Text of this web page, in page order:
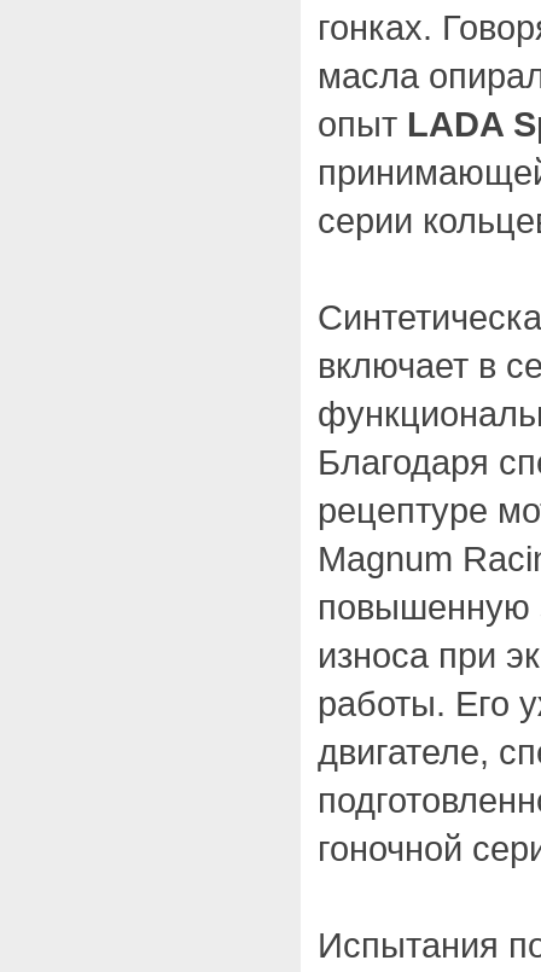
гонках.
масла
опыт LADA
серии
включает в
Благодаря
рецептуре
Magnum
повышенную
износа при
работы. Его
двигателе,
гоночной
Испытания